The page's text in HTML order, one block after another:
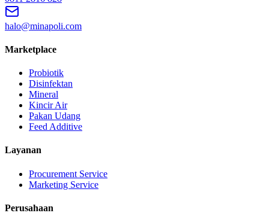
halo@minapoli.com
Marketplace
Probiotik
Disinfektan
Mineral
Kincir Air
Pakan Udang
Feed Additive
Layanan
Procurement Service
Marketing Service
Perusahaan